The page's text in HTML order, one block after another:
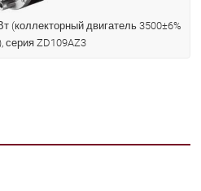
(коллекторный двигатель 3500±6%
серия ZD109AZ3